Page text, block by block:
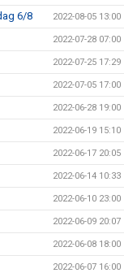
6/8 2022-08-05 13:00
2022-07-28 07:00
2022-07-25 17:29
2022-07-05 17:00
2022-06-28 19:00
2022-06-19 15:10
2022-06-17 20:05
2022-06-14 10:33
2022-06-10 23:00
2022-06-09 20:07
2022-06-08 18:00
2022-06-07 16:00